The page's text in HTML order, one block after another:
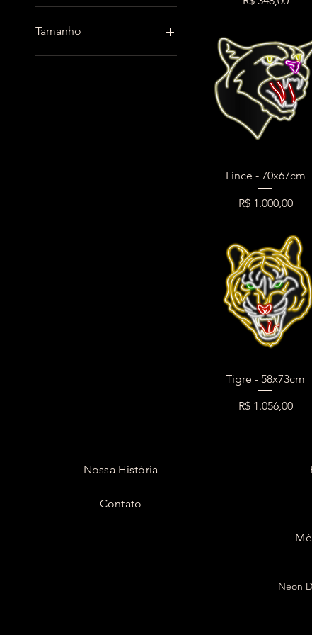
Tamanho
large
Lince - 70x67cm
Preço
R$ 1.000,00
Tigre - 58x73cm
Preço
R$ 1.056,00
Nossa História
Contato
Neon